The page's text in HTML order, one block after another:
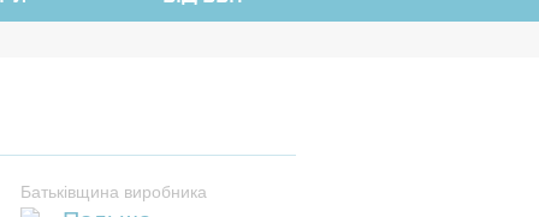
Батьківщина виробника